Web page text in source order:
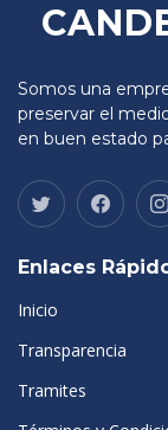
Somos una
preservar el
en buen estado
Enlaces
Inicio
Transparencia
Tramites